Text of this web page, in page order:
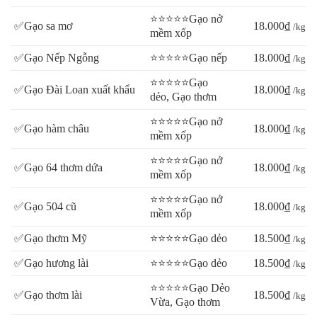
✅Gạo sa mơ
⭐⭐⭐⭐⭐Gạo nở
mềm xốp
18.000₫ /kg
✅Gạo Nếp Ngỗng ⭐⭐⭐⭐⭐Gạo nếp 18.000₫ /kg
✅Gạo Đài Loan xuất khẩu
⭐⭐⭐⭐⭐Gạo
dẻo, Gạo thơm
18.000₫ /kg
✅Gạo hàm châu
⭐⭐⭐⭐⭐Gạo nở
mềm xốp
18.000₫ /kg
✅Gạo 64 thơm dứa
⭐⭐⭐⭐⭐Gạo nở
mềm xốp
18.000₫ /kg
✅Gạo 504 cũ
⭐⭐⭐⭐⭐Gạo nở
mềm xốp
18.000₫ /kg
✅Gạo thơm Mỹ ⭐⭐⭐⭐⭐Gạo dẻo 18.500₫ /kg
✅Gạo hương lài ⭐⭐⭐⭐⭐Gạo dẻo 18.500₫ /kg
✅Gạo thơm lài
⭐⭐⭐⭐⭐Gạo Dẻo
Vừa, Gạo thơm
18.500₫ /kg